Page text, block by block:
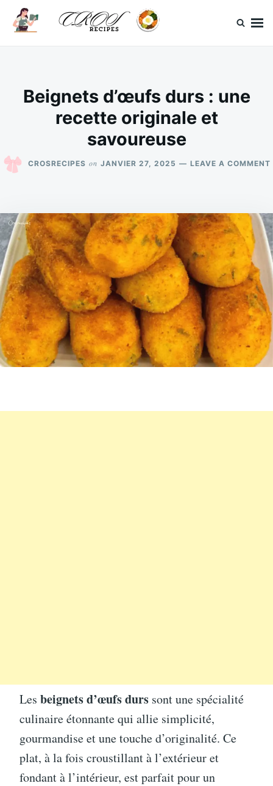
SkipSearch
for:
Beignets d’œufs durs : une
recette originale et
savoureuse
CROSRECIPES on JANVIER 27, 2025 LEAVE A COMMENT
Les beignets d’œufs durs sont une spécialité
culinaire étonnante qui allie simplicité,
gourmandise et une touche d’originalité. Ce
plat, à la fois croustillant à l’extérieur et
fondant à l’intérieur, est parfait pour un